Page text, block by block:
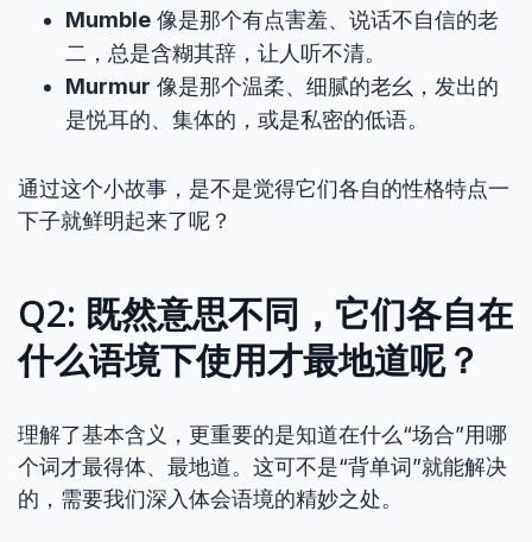
Mumble 像是那个有点害羞、说话不自信的老
二，总是含糊其辞，让人听不清。
Murmur 像是那个温柔、细腻的老幺，发出的
是悦耳的、集体的，或是私密的低语。
通过这个小故事，是不是觉得它们各自的性格特点一
下子就鲜明起来了呢？
Q2: 既然意思不同，它们各自在
什么语境下使用才最地道呢？
理解了基本含义，更重要的是知道在什么“场合”用哪
个词才最得体、最地道。这可不是“背单词”就能解决
的，需要我们深入体会语境的精妙之处。